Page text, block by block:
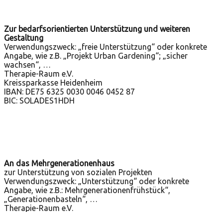
Zur bedarfsorientierten Unterstützung und weiteren
Gestaltung
Verwendungszweck: „freie Unterstützung“ oder konkrete
Angabe, wie z.B. „Projekt Urban Gardening“; „sicher
wachsen“, …
Therapie-Raum e.V.
Kreissparkasse Heidenheim
IBAN: DE75 6325 0030 0046 0452 87
BIC: SOLADES1HDH
An das Mehrgenerationenhaus
zur Unterstützung von sozialen Projekten
Verwendungszweck: „Unterstützung“ oder konkrete
Angabe, wie z.B.: Mehrgenerationenfrühstück“,
„Generationenbasteln“, …
Therapie-Raum e.V.